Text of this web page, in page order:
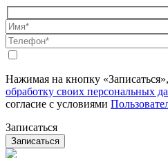
Нажимая на кнопку
обработку своих персональных
согласие с условиями
Записаться